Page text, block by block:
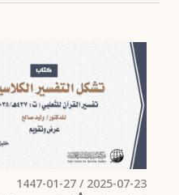
2025-07-23
/ 1447-01-27